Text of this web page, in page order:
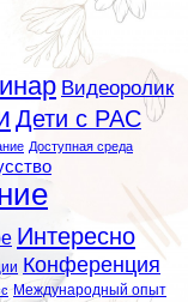
Видеоролик
Дети с РАС
Доступная среда
Интересно
Конференция
Международный опыт